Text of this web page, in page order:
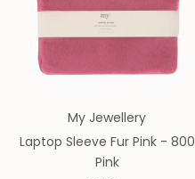
My Jewellery
Laptop Sleeve Fur Pink - 800
Pink